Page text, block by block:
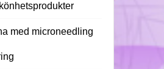
med microneedling